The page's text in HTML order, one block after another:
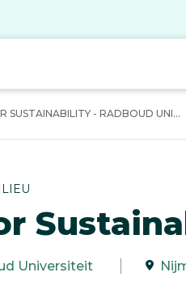
SUSTAINABILITY - RADBOUD UNI...
Universiteit